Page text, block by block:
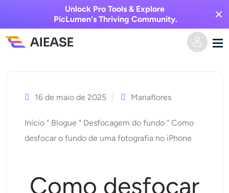
Unlock Pro Tools & Explore
PicLumen's Thriving Community.
Vídeo AI
Texto para vídeo
Efeitos de vídeo
Efeitos de vídeo
Imagem para imagem
Ferramentas de IA
16 de maio de 2025 Mariaflores
Início " Blogue " Desfocagem do fundo "Como
desfocar o fundo de uma fotografia no iPhone
Como desfocar